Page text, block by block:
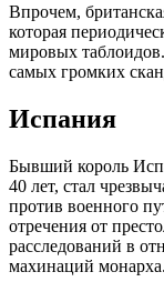
Впрочем,
которая
мировых
самых громких
Испания
Бывший король
40 лет, стал
против военного
отречения от
расследований в
махинаций монарха.